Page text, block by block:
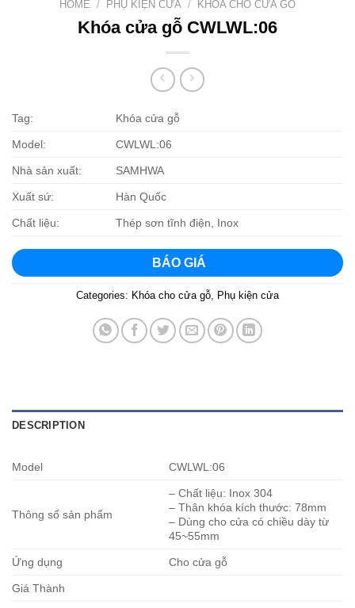
HOME / PHỤ KIỆN CỬA / KHÓA CHO CỬA GỖ
Khóa cửa gỗ CWLWL:06
Tag: Khóa cửa gỗ
Model: CWLWL:06
Nhà sản xuất: SAMHWA
Xuất sứ: Hàn Quốc
Chất liệu: Thép sơn tĩnh điện, Inox
BÁO GIÁ
Categories: Khóa cho cửa gỗ, Phụ kiện cửa
DESCRIPTION
Model CWLWL:06
Thông số sản phẩm
– Chất liệu: Inox 304
– Thân khóa kích thước: 78mm
– Dùng cho cửa có chiều dày từ
45~55mm
Ứng dụng Cho cửa gỗ
Giá Thành